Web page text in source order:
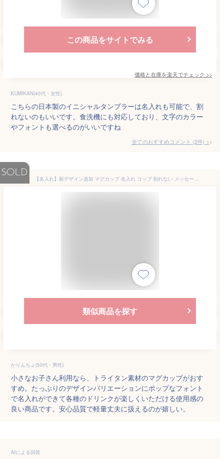
この商品をサイトでみる
価格と在庫を楽天でチェック >>
KUMIKAN(40代・女性)
こちらの日本製のイニシャルタンブラーは名入れも可能で、割
れないのもいいです。食洗機にも対応しており、文字のカラー
やフォントも選べるのがいいですね
全てのおすすめコメント (2件) >
SOLD
【名入れ】新デザイン追加 マグカップ 名入れ コップ 割れない メッセージ可 送料無料 日本製 メッセージ 食洗器OK 入園祝い 入院 お見舞 保育園 トライタン 名前 マグカップ 介護 幼稚園 進級祝い 入学 入学式 祝い 食洗器対応 オリジナル
類似商品を探す
かりんちょ(50代・男性)
小さなお子さん利用なら、トライタン素材のマグカップがおす
すめ。たっぷりのデザインバリエーションにポップなフォント
で名入れができて各種のドリンクが楽しくいただける使用感の
良い商品です。安心品質で軽量丈夫に扱えるのが嬉しい。
AIによる回答